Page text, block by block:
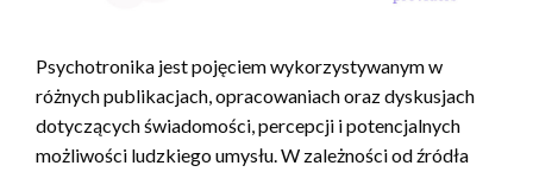
Psychotronika jest pojęciem wykorzystywanym w
różnych publikacjach, opracowaniach oraz dyskusjach
dotyczących świadomości, percepcji i potencjalnych
możliwości ludzkiego umysłu. W zależności od źródła